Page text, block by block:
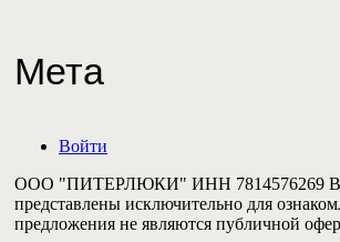
Мета
Войти
ООО "ПИТЕРЛЮКИ" ИНН 7814576269
представлены исключительно для
предложения не являются публичной